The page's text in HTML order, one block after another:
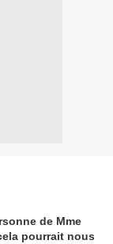
de Mme
pourrait nous